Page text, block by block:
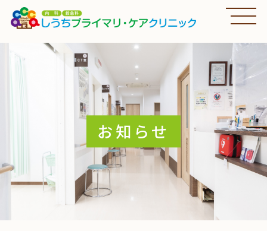
お知らせ